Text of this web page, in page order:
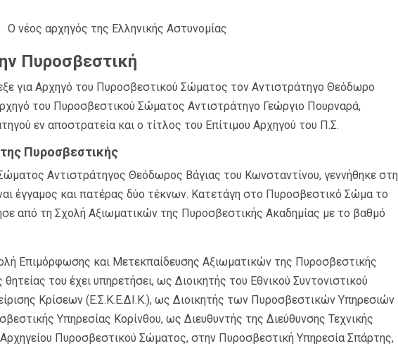
O νέος αρχηγός της Ελληνικής Αστυνομίας
Πυροσβεστική
για Αρχηγό του Πυροσβεστικού Σώματος τον Αντιστράτηγο Θεόδωρο
του Πυροσβεστικού Σώματος Αντιστράτηγο Γεώργιο Πουρναρά,
εν αποστρατεία και ο τίτλος του Επίτιμου Αρχηγού του Π.Σ.
Πυροσβεστικής
Αντιστράτηγος Θεόδωρος Βάγιας του Κωνσταντίνου, γεννήθηκε στη
έγγαμος και πατέρας δύο τέκνων. Κατετάγη στο Πυροσβεστικό Σώμα το
από τη Σχολή Αξιωματικών της Πυροσβεστικής Ακαδημίας με το βαθμό
Επιμόρφωσης και Μετεκπαίδευσης Αξιωματικών της Πυροσβεστικής
του έχει υπηρετήσει, ως Διοικητής του Εθνικού Συντονιστικού
Κρίσεων (Ε.Σ.Κ.Ε.ΔΙ.Κ.), ως Διοικητής των Πυροσβεστικών Υπηρεσιών
Υπηρεσίας Κορίνθου, ως Διευθυντής της Διεύθυνσης Τεχνικής
Πυροσβεστικού Σώματος, στην Πυροσβεστική Υπηρεσία Σπάρτης,